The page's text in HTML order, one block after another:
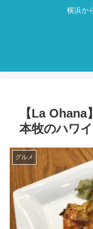
横浜か
【La
本牧のハワ
グルメ